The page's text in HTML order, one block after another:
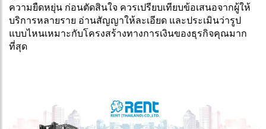
ความยืดหยุ่น ก่อนตัดสินใจ ควรเปรียบเทียบข้อเสนอจากผู้ให้
บริการหลายราย อ่านสัญญาให้ละเอียด และประเมินว่ารูป
แบบไหนเหมาะกับโครงสร้างทางการเงินของธุรกิจคุณมาก
ที่สุด